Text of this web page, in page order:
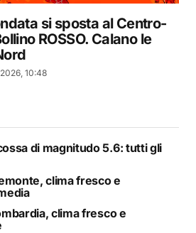
si sposta al Centro-
ROSSO. Calano le
10:48
di magnitudo 5.6: tutti gli
clima fresco e
clima fresco e